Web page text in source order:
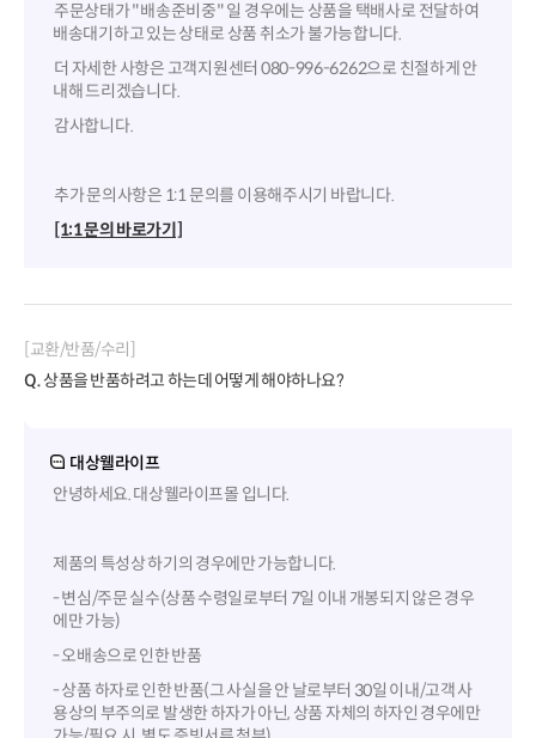
주문상태가 "배송준비중" 일 경우에는 상품을 택배사로 전달하여
배송대기하고 있는 상태로 상품 취소가 불가능합니다.
더 자세한 사항은 고객지원센터 080-996-6262으로 친절하게 안
내해 드리겠습니다.
감사합니다.
추가 문의사항은 1:1 문의를 이용해주시기 바랍니다.
[1:1 문의 바로가기]
[교환/반품/수리]
Q.상품을 반품하려고 하는데 어떻게 해야하나요?
대상웰라이프
안녕하세요. 대상웰라이프몰 입니다.
제품의 특성상 하기의 경우에만 가능합니다.
- 변심/주문 실수(상품 수령일로부터 7일 이내 개봉되지 않은 경우
에만 가능)
- 오배송으로 인한 반품
- 상품 하자로 인한 반품(그 사실을 안 날로부터 30일 이내/고객 사
용상의 부주의로 발생한 하자가 아닌, 상품 자체의 하자인 경우에만